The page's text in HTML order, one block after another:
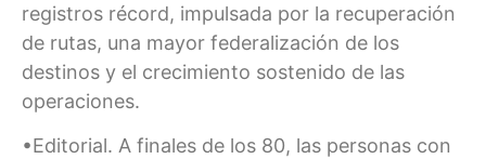
registros récord, impulsada por la recuperación
de rutas, una mayor federalización de los
destinos y el crecimiento sostenido de las
operaciones.
•Editorial. A finales de los 80, las personas con